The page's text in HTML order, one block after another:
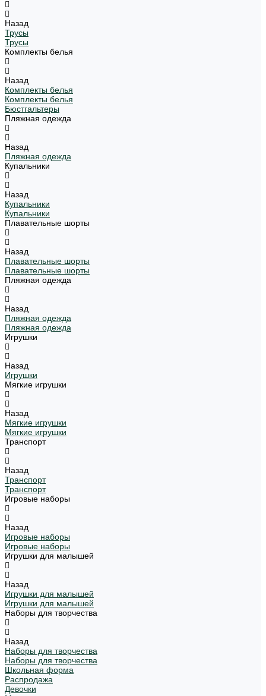
Назад
Трусы
Трусы
Комплекты белья
Назад
Комплекты белья
Комплекты белья
Бюстгальтеры
Пляжная одежда
Назад
Пляжная одежда
Купальники
Назад
Купальники
Купальники
Плавательные шорты
Назад
Плавательные шорты
Плавательные шорты
Пляжная одежда
Назад
Пляжная одежда
Пляжная одежда
Игрушки
Назад
Игрушки
Мягкие игрушки
Назад
Мягкие игрушки
Мягкие игрушки
Транспорт
Назад
Транспорт
Транспорт
Игровые наборы
Назад
Игровые наборы
Игровые наборы
Игрушки для малышей
Назад
Игрушки для малышей
Игрушки для малышей
Наборы для творчества
Назад
Наборы для творчества
Наборы для творчества
Школьная форма
Распродажа
Девочки